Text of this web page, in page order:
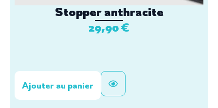
Stopper anthracite
29,90€
Ajouter au panier